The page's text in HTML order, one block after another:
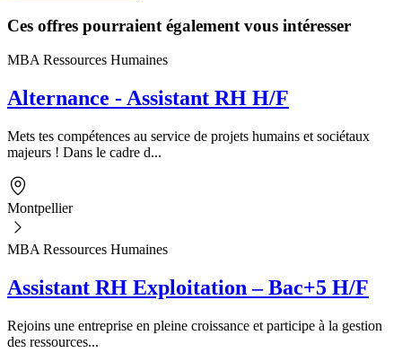
Ces offres pourraient également vous intéresser
MBA Ressources Humaines
Alternance - Assistant RH H/F
Mets tes compétences au service de projets humains et sociétaux
majeurs ! Dans le cadre d...
Montpellier
MBA Ressources Humaines
Assistant RH Exploitation – Bac+5 H/F
Rejoins une entreprise en pleine croissance et participe à la gestion
des ressources...